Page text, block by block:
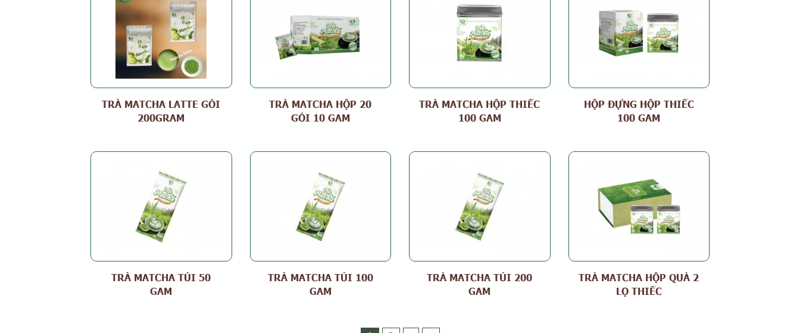
TRÀ MATCHA LATTE GÓI
200GRAM
TRÀ MATCHA HỘP 20
GÓI 10 GAM
TRÀ MATCHA HỘP THIẾC
100 GAM
HỘP ĐỰNG HỘP THIẾC
100 GAM
TRÀ MATCHA TÚI 50
GAM
TRÀ MATCHA TÚI 100
GAM
TRÀ MATCHA TÚI 200
GAM
TRÀ MATCHA HỘP QUÀ 2
LỌ THIẾC